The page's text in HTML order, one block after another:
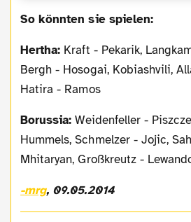
So könnten sie spielen:
Hertha: Kraft - Pekarik,
Bergh - Hosogai, Kobiashvili,
Hatira - Ramos
Borussia: Weidenfeller -
Hummels, Schmelzer - Jojic,
Mhitaryan, Großkreutz -
-mrg, 09.05.2014